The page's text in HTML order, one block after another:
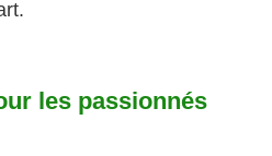
les passionnés